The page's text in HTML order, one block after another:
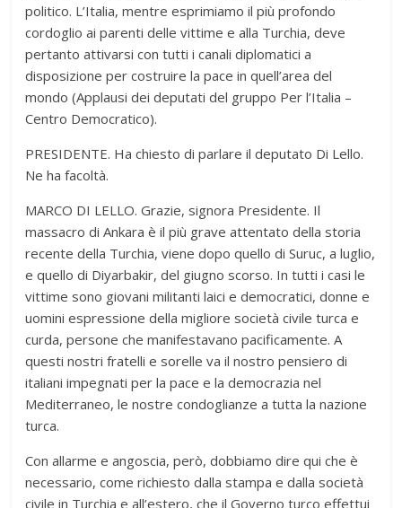
politico. L’Italia, mentre esprimiamo il più profondo
cordoglio ai parenti delle vittime e alla Turchia, deve
pertanto attivarsi con tutti i canali diplomatici a
disposizione per costruire la pace in quell’area del
mondo (Applausi dei deputati del gruppo Per l’Italia –
Centro Democratico).
PRESIDENTE. Ha chiesto di parlare il deputato Di Lello.
Ne ha facoltà.
MARCO DI LELLO. Grazie, signora Presidente. Il
massacro di Ankara è il più grave attentato della storia
recente della Turchia, viene dopo quello di Suruc, a luglio,
e quello di Diyarbakir, del giugno scorso. In tutti i casi le
vittime sono giovani militanti laici e democratici, donne e
uomini espressione della migliore società civile turca e
curda, persone che manifestavano pacificamente. A
questi nostri fratelli e sorelle va il nostro pensiero di
italiani impegnati per la pace e la democrazia nel
Mediterraneo, le nostre condoglianze a tutta la nazione
turca.
Con allarme e angoscia, però, dobbiamo dire qui che è
necessario, come richiesto dalla stampa e dalla società
civile in Turchia e all’estero, che il Governo turco effettui